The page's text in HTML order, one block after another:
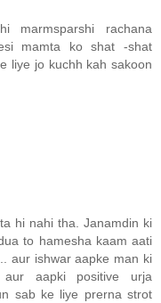
marmsparshi rachana
mamta ko shat -shat
liye jo kuchh kah sakoon
hi nahi tha. Janamdin ki
to hamesha kaam aati
aur ishwar aapke man ki
aapki positive urja
sab ke liye prerna strot